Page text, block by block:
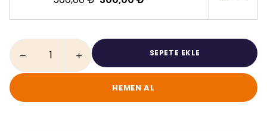
SEPETE EKLE
HEMEN AL